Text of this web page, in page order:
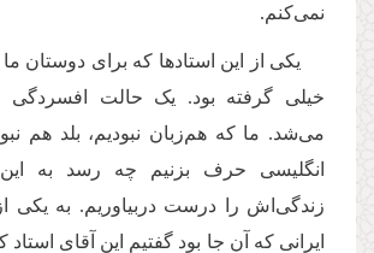
نمی‌کنم.
یکی از این استادها که برای دوستان
خیلی گرفته بود. یک حالت
می‌شد. ما که هم‌زبان نبودیم، بلد هم
انگلیسی حرف بزنیم چه رسد به
زندگی‌اش را درست دربیاوریم. به یکی
ایرانی که آن جا بود گفتیم این آقای استاد